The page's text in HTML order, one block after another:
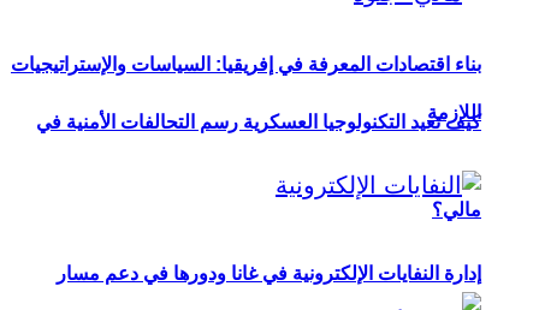
كيف تعيد التكنولوجيا العسكرية رسم التحالفات الأمنية في
مالي؟
بناء اقتصادات المعرفة في إفريقيا: السياسات والإستراتيجيات
اللازمة
إدارة النفايات الإلكترونية في غانا ودورها في دعم مسار